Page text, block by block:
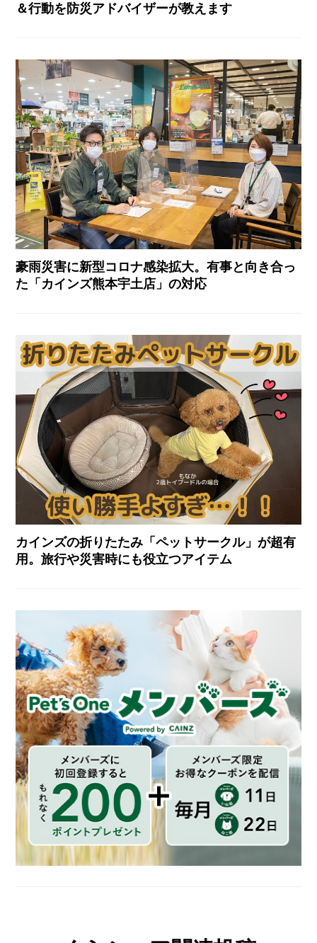
＆行動を防災アドバイザーが教えます
豪雨災害に新型コロナ感染拡大。有事と向き合っ
た「カインズ熊本宇土店」の対応
カインズの折りたたみ「ペットサークル」が超有
用。旅行や災害時にも役立つアイテム